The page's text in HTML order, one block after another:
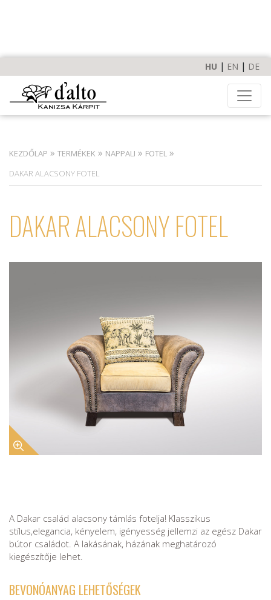
HU EN DE
KEZDŐLAP » TERMÉKEK » NAPPALI » FOTEL »
DAKAR ALACSONY FOTEL
DAKAR ALACSONY FOTEL
A Dakar család alacsony támlás fotelja! Klasszikus
stílus,elegancia, kényelem, igényesség jellemzi az egész Dakar
bútor családot. A lakásának, házának meghatározó
kiegészítője lehet.
BEVONÓANYAG LEHETŐSÉGEK